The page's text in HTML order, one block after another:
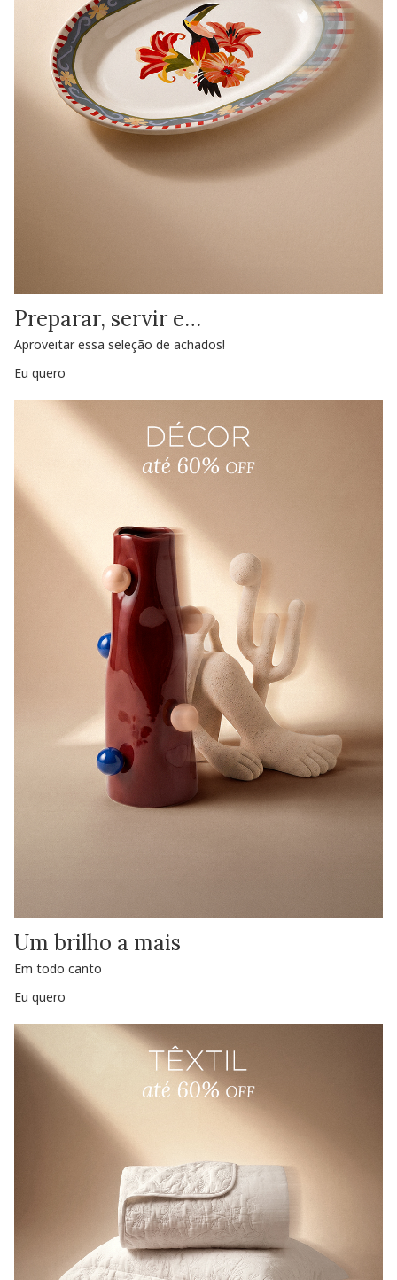
Preparar, servir e…
Aproveitar essa seleção de achados!
Eu quero
Um brilho a mais
Em todo canto
Eu quero